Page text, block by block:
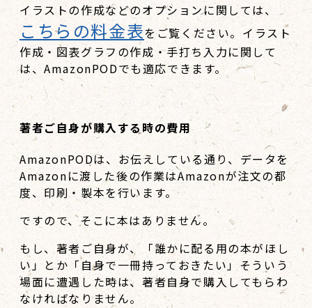
イラストの作成などのオプションに関しては、
こちらの料金表をご覧ください。イラスト
作成・図表グラフの作成・手打ち入力に関して
は、AmazonPODでも適応できます。
著者ご自身が購入する時の費用
AmazonPODは、お伝えしている通り、データを
Amazonに渡した後の作業はAmazonが注文の都
度、印刷・製本を行います。
ですので、そこに本はありません。
もし、著者ご自身が、「誰かに配る用の本がほし
い」とか「自身で一冊持っておきたい」そういう
場面に遭遇した時は、著者自身で購入してもらわ
なければなりません。